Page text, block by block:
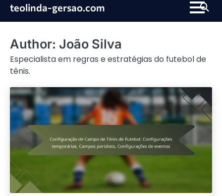
Skipteolinda-gersao.com
Author: João Silva
Especialista em regras e estratégias do futebol de
tênis.